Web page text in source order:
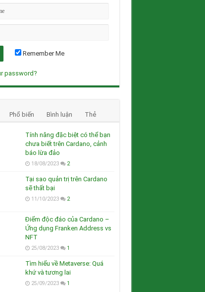
Remember Me
password?
Phổ biến Bình luận Thẻ
Tính năng đặc biệt có thể bạn
chưa biết trên Cardano, cảnh
báo lừa đảo
18/08/2023 2
Tại sao quản trị trên Cardano
sẽ thất bại
11/10/2023 2
Điểm độc đáo của Cardano –
Ứng dụng Franken Address vs
NFT
25/08/2023 1
Tìm hiểu về Metaverse: Quá
khứ và tương lai
25/09/2023 1